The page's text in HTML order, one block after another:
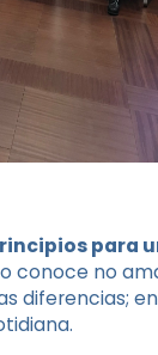
para
conoce no
diferencias;